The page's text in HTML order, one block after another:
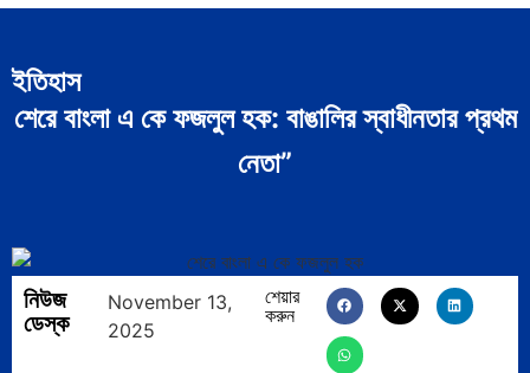
ইতিহাস
শেরে বাংলা এ কে ফজলুল হক: বাঙালির স্বাধীনতার প্রথম
নেতা”
নিউজ
ডেস্ক
November 13,
2025
শেয়ার
করুন